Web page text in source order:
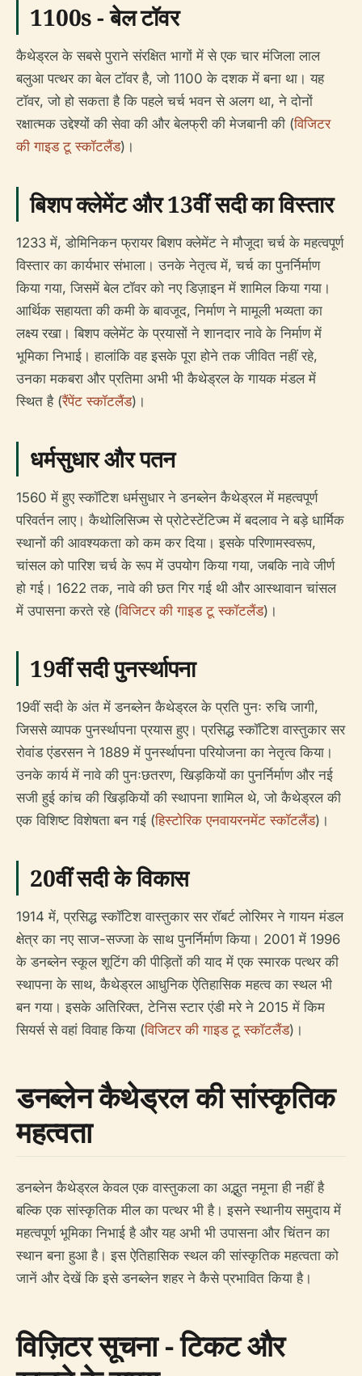
1100s - बेल टॉवर
कैथेड्रल के सबसे पुराने संरक्षित भागों में से एक चार मंजिला लाल
बलुआ पत्थर का बेल टॉवर है, जो 1100 के दशक में बना था। यह
टॉवर, जो हो सकता है कि पहले चर्च भवन से अलग था, ने दोनों
रक्षात्मक उद्देश्यों की सेवा की और बेलफ्री की मेजबानी की (विजिटर
की गाइड टू स्कॉटलैंड)।
बिशप क्लेमेंट और 13वीं सदी का विस्तार
1233 में, डोमिनिकन फ्रायर बिशप क्लेमेंट ने मौजूदा चर्च के महत्वपूर्ण
विस्तार का कार्यभार संभाला। उनके नेतृत्व में, चर्च का पुनर्निर्माण
किया गया, जिसमें बेल टॉवर को नए डिज़ाइन में शामिल किया गया।
आर्थिक सहायता की कमी के बावजूद, निर्माण ने मामूली भव्यता का
लक्ष्य रखा। बिशप क्लेमेंट के प्रयासों ने शानदार नावे के निर्माण में
भूमिका निभाई। हालांकि वह इसके पूरा होने तक जीवित नहीं रहे,
उनका मकबरा और प्रतिमा अभी भी कैथेड्रल के गायक मंडल में
स्थित है (रैंपेंट स्कॉटलैंड)।
धर्मसुधार और पतन
1560 में हुए स्कॉटिश धर्मसुधार ने डनब्लेन कैथेड्रल में महत्वपूर्ण
परिवर्तन लाए। कैथोलिसिज्म से प्रोटेस्टेंटिज्म में बदलाव ने बड़े धार्मिक
स्थानों की आवश्यकता को कम कर दिया। इसके परिणामस्वरूप,
चांसल को पारिश चर्च के रूप में उपयोग किया गया, जबकि नावे जीर्ण
हो गई। 1622 तक, नावे की छत गिर गई थी और आस्थावान चांसल
में उपासना करते रहे (विजिटर की गाइड टू स्कॉटलैंड)।
19वीं सदी पुनर्स्थापना
19वीं सदी के अंत में डनब्लेन कैथेड्रल के प्रति पुनः रुचि जागी,
जिससे व्यापक पुनर्स्थापना प्रयास हुए। प्रसिद्ध स्कॉटिश वास्तुकार सर
रोवांड एंडरसन ने 1889 में पुनर्स्थापना परियोजना का नेतृत्व किया।
उनके कार्य में नावे की पुनःछतरण, खिड़कियों का पुनर्निर्माण और नई
सजी हुई कांच की खिड़कियों की स्थापना शामिल थे, जो कैथेड्रल की
एक विशिष्ट विशेषता बन गई (हिस्टोरिक एनवायरनमेंट स्कॉटलैंड)।
20वीं सदी के विकास
1914 में, प्रसिद्ध स्कॉटिश वास्तुकार सर रॉबर्ट लोरिमर ने गायन मंडल
क्षेत्र का नए साज-सज्जा के साथ पुनर्निर्माण किया। 2001 में 1996
के डनब्लेन स्कूल शूटिंग की पीड़ितों की याद में एक स्मारक पत्थर की
स्थापना के साथ, कैथेड्रल आधुनिक ऐतिहासिक महत्व का स्थल भी
बन गया। इसके अतिरिक्त, टेनिस स्टार एंडी मरे ने 2015 में किम
सियर्स से वहां विवाह किया (विजिटर की गाइड टू स्कॉटलैंड)।
डनब्लेन कैथेड्रल की सांस्कृतिक
महत्वता
डनब्लेन कैथेड्रल केवल एक वास्तुकला का अद्भुत नमूना ही नहीं है
बल्कि एक सांस्कृतिक मील का पत्थर भी है। इसने स्थानीय समुदाय में
महत्वपूर्ण भूमिका निभाई है और यह अभी भी उपासना और चिंतन का
स्थान बना हुआ है। इस ऐतिहासिक स्थल की सांस्कृतिक महत्वता को
जानें और देखें कि इसे डनब्लेन शहर ने कैसे प्रभावित किया है।
विज़िटर सूचना - टिकट और